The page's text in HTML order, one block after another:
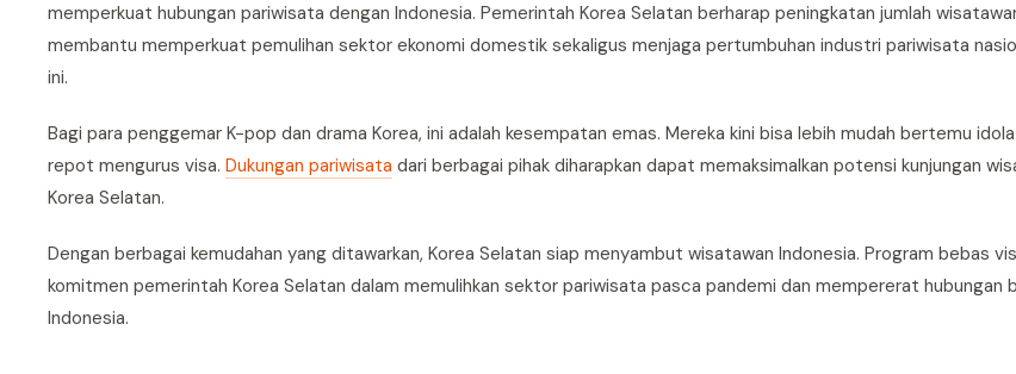
memperkuat hubungan pariwisata dengan Indonesia. Pemerintah Korea Selatan berharap peningkatan jumlah
membantu memperkuat pemulihan sektor ekonomi domestik sekaligus menjaga pertumbuhan industri pariwisata
ini.
Bagi para penggemar K-pop dan drama Korea, ini adalah kesempatan emas. Mereka kini bisa lebih mudah bertemu
repot mengurus visa. Dukungan pariwisata dari berbagai pihak diharapkan dapat memaksimalkan potensi kunjungan
Korea Selatan.
Dengan berbagai kemudahan yang ditawarkan, Korea Selatan siap menyambut wisatawan Indonesia. Program bebas
komitmen pemerintah Korea Selatan dalam memulihkan sektor pariwisata pasca pandemi dan mempererat hubungan
Indonesia.